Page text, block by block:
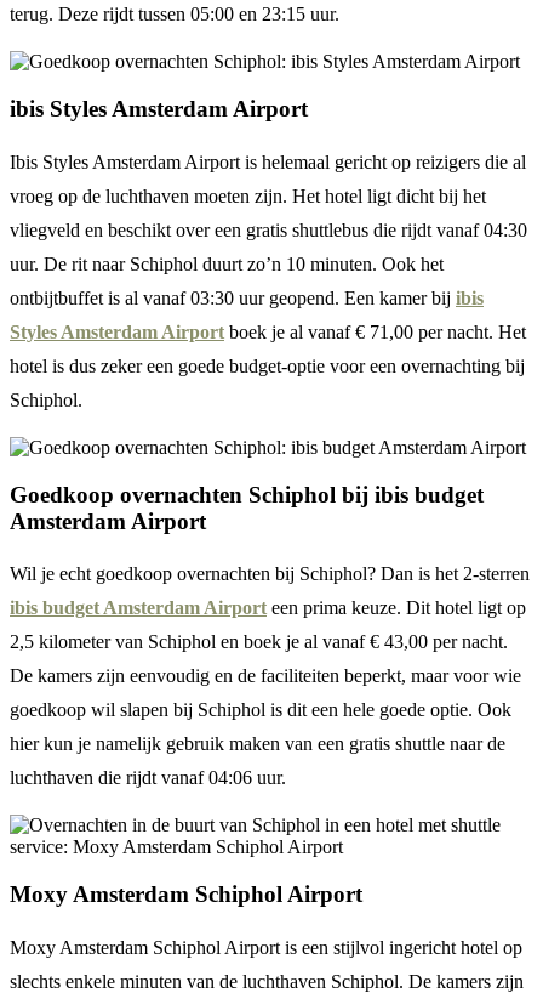
terug. Deze rijdt tussen 05:00 en 23:15 uur.
ibis Styles Amsterdam Airport
Ibis Styles Amsterdam Airport is helemaal gericht op reizigers die al
vroeg op de luchthaven moeten zijn. Het hotel ligt dicht bij het
vliegveld en beschikt over een gratis shuttlebus die rijdt vanaf 04:30
uur. De rit naar Schiphol duurt zo’n 10 minuten. Ook het
ontbijtbuffet is al vanaf 03:30 uur geopend. Een kamer bij ibis
Styles Amsterdam Airport boek je al vanaf € 71,00 per nacht. Het
hotel is dus zeker een goede budget-optie voor een overnachting bij
Schiphol.
Goedkoop overnachten Schiphol bij ibis budget
Amsterdam Airport
Wil je echt goedkoop overnachten bij Schiphol? Dan is het 2-sterren
ibis budget Amsterdam Airport een prima keuze. Dit hotel ligt op
2,5 kilometer van Schiphol en boek je al vanaf € 43,00 per nacht.
De kamers zijn eenvoudig en de faciliteiten beperkt, maar voor wie
goedkoop wil slapen bij Schiphol is dit een hele goede optie. Ook
hier kun je namelijk gebruik maken van een gratis shuttle naar de
luchthaven die rijdt vanaf 04:06 uur.
Moxy Amsterdam Schiphol Airport
Moxy Amsterdam Schiphol Airport is een stijlvol ingericht hotel op
slechts enkele minuten van de luchthaven Schiphol. De kamers zijn